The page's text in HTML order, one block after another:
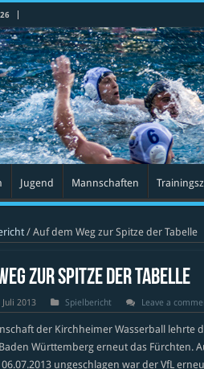
Jugend Mannschaften
/ Auf dem Weg zur Spitze der Tabelle
zur Spitze der Tabelle
Juli 2013 Spielbericht Leave a
der Kirchheimer Wasserball lehrte
Württemberg erneut das Fürchten.
ungeschlagen war der VfL